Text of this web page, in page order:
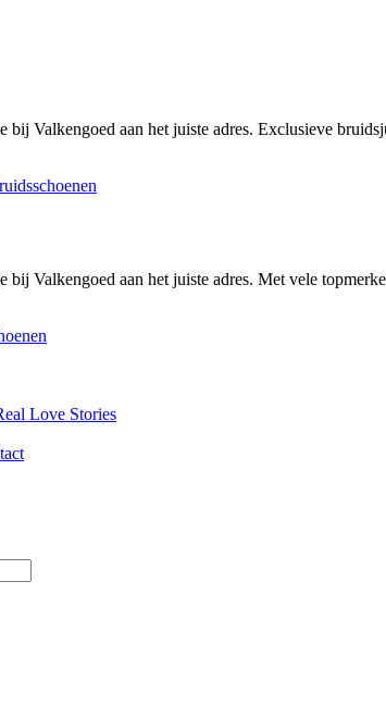
bij Valkengoed aan het juiste adres. Exclusieve
bij Valkengoed aan het juiste adres. Met vele
Love Stories